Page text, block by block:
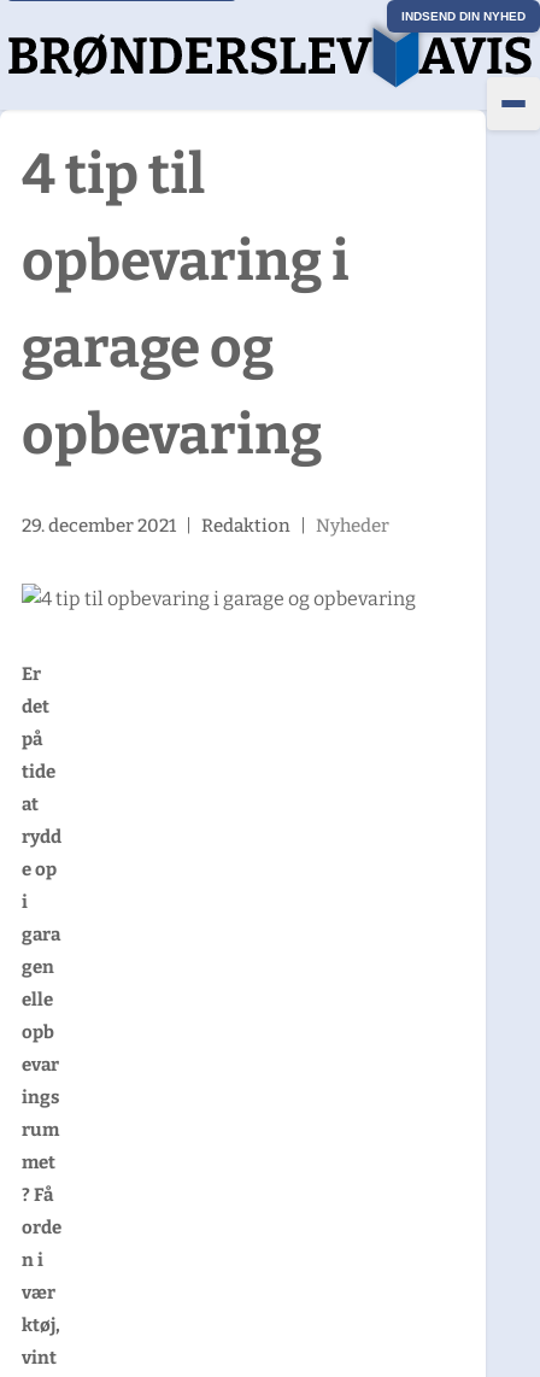
INDSEND DIN NYHED
4 tip til
opbevaring i
garage og
opbevaring
29. december 2021 |Redaktion |Nyheder
Er
det
på
tide
at
rydd
e op
i
gara
gen
elle
opb
evar
ings
rum
met
? Få
orde
n i
vær
ktøj,
vint